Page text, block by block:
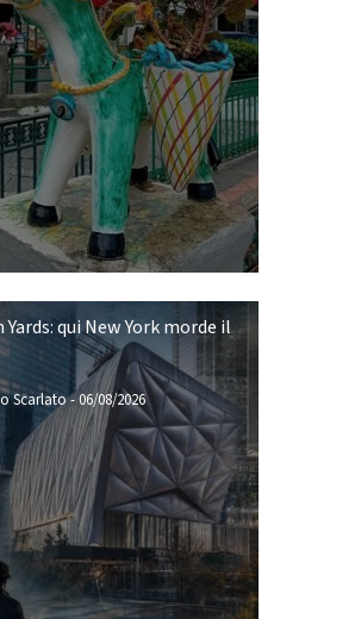
Yards: qui New York morde il
Scarlato-06/08/2026